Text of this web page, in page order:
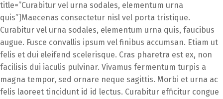
title=”Curabitur vel urna sodales, elementum urna
quis”]Maecenas consectetur nisl vel porta tristique.
Curabitur vel urna sodales, elementum urna quis, faucibus
augue. Fusce convallis ipsum vel finibus accumsan. Etiam ut
felis et dui eleifend scelerisque. Cras pharetra est ex, non
facilisis dui iaculis pulvinar. Vivamus fermentum turpis a
magna tempor, sed ornare neque sagittis. Morbi et urna ac
felis laoreet tincidunt id id lectus. Curabitur efficitur congue